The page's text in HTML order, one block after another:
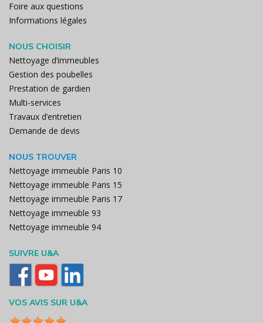
Foire aux questions
Informations légales
NOUS CHOISIR
Nettoyage d’immeubles
Gestion des poubelles
Prestation de gardien
Multi-services
Travaux d’entretien
Demande de devis
NOUS TROUVER
Nettoyage immeuble Paris 10
Nettoyage immeuble Paris 15
Nettoyage immeuble Paris 17
Nettoyage immeuble 93
Nettoyage immeuble 94
SUIVRE U&A
VOS AVIS SUR U&A